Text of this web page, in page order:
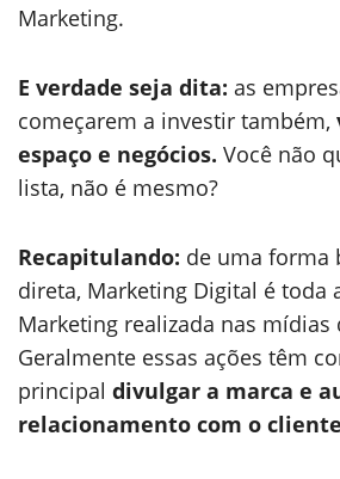
Marketing.
E verdade seja dita: as
começarem a investir também,
espaço e negócios. Você não
lista, não é mesmo?
Recapitulando: de uma forma
direta, Marketing Digital é toda
Marketing realizada nas mídias
Geralmente essas ações têm
principal divulgar a marca e
relacionamento com o cliente